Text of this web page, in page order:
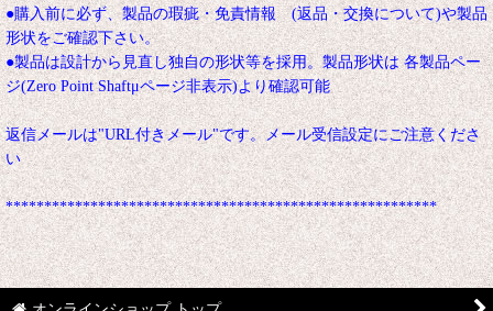
●購入前に必ず、製品の瑕疵・免責情報 (返品・交換について)や製品
形状をご確認下さい。
●製品は設計から見直し独自の形状等を採用。製品形状は 各製品ペー
ジ(Zero Point Shaftμページ非表示)より確認可能
返信メールは"URL付きメール"です。メール受信設定にご注意くださ
い
********************************************************